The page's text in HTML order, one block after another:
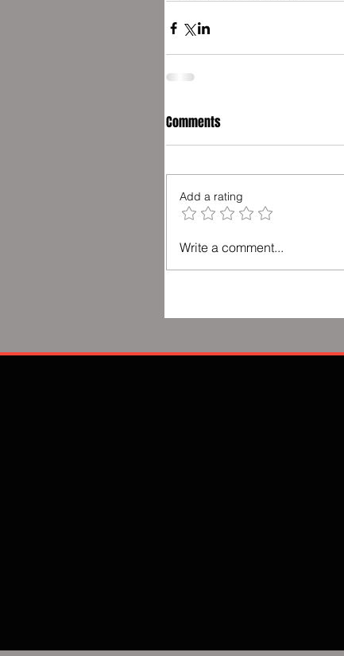
Comments
Add a rating
Write a comment...